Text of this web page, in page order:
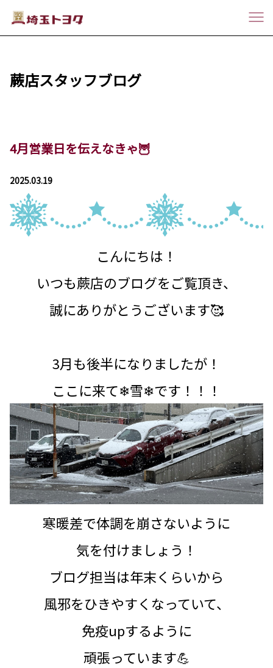
蕨店スタッフブログ
4月営業日を伝えなきゃ🦉
2025.03.19
こんにちは！
いつも蕨店のブログをご覧頂き、
誠にありがとうございます🥰
3月も後半になりましたが！
ここに来て❄雪❄です！！！
寒暖差で体調を崩さないように
気を付けましょう！
ブログ担当は年末くらいから
風邪をひきやすくなっていて、
免疫upするように
頑張っています💪